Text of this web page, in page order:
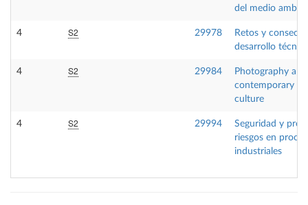
del medio
4 S2 29978
Retos y
desarrollo
4 S2 29984
Photography and
contemporary
culture
4 S2 29994
Seguridad y
riesgos en
industriales